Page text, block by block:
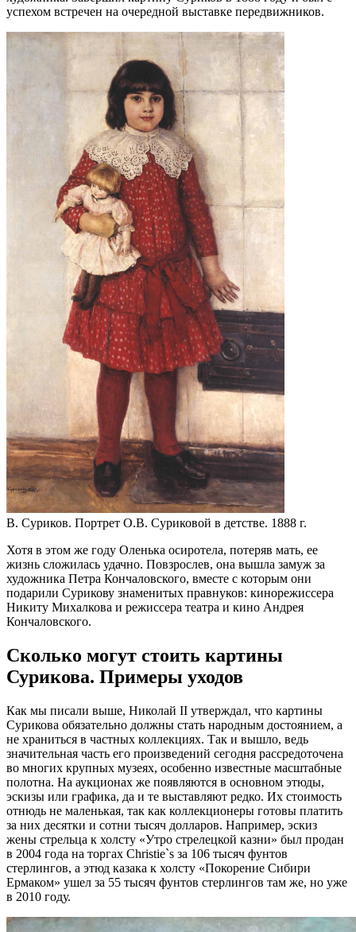
успехом встречен на очередной выставке передвижников.
В. Суриков. Портрет О.В. Суриковой в детстве. 1888 г.
Хотя в этом же году Оленька осиротела, потеряв мать, ее
жизнь сложилась удачно. Повзрослев, она вышла замуж за
художника Петра Кончаловского, вместе с которым они
подарили Сурикову знаменитых правнуков: кинорежиссера
Никиту Михалкова и режиссера театра и кино Андрея
Кончаловского.
Сколько могут стоить картины
Сурикова. Примеры уходов
Как мы писали выше, Николай II утверждал, что картины
Сурикова обязательно должны стать народным достоянием, а
не храниться в частных коллекциях. Так и вышло, ведь
значительная часть его произведений сегодня рассредоточена
во многих крупных музеях, особенно известные масштабные
полотна. На аукционах же появляются в основном этюды,
эскизы или графика, да и те выставляют редко. Их стоимость
отнюдь не маленькая, так как коллекционеры готовы платить
за них десятки и сотни тысяч долларов. Например, эскиз
жены стрельца к холсту «Утро стрелецкой казни» был продан
в 2004 года на торгах Christie`s за 106 тысяч фунтов
стерлингов, а этюд казака к холсту «Покорение Сибири
Ермаком» ушел за 55 тысяч фунтов стерлингов там же, но уже
в 2010 году.